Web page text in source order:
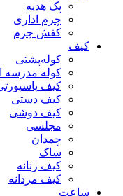
پک هدیه
چرم اداری
کفش چرم
کیف
کوله‌پشتی
کوله مدرسه
کیف
کیف دستی
کیف دوشی
مجلسی
چمدان
ساک
کیف زنانه
کیف مردانه
ساعت